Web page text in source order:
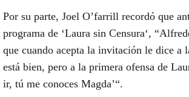
Por su parte, Joel O’farrill recordó que
programa de ‘Laura sin Censura‘, “
que cuando acepta la invitación le dice a
está bien, pero a la primera ofensa de
ir, tú me conoces Magda’“.